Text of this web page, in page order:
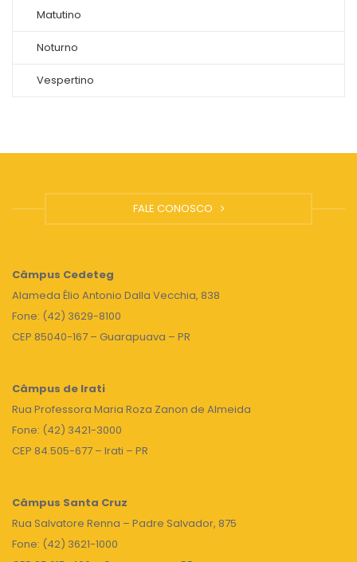
Matutino
Noturno
Vespertino
FALE CONOSCO
Câmpus Cedeteg
Alameda Élio Antonio Dalla Vecchia, 838
Fone: (42) 3629-8100
CEP 85040-167 – Guarapuava – PR
Câmpus de Irati
Rua Professora Maria Roza Zanon de Almeida
Fone: (42) 3421-3000
CEP 84.505-677 – Irati – PR
Câmpus Santa Cruz
Rua Salvatore Renna – Padre Salvador, 875
Fone: (42) 3621-1000